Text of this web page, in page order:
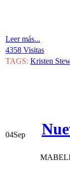
Leer más...
4358 Visitas
TAGS: Kristen
04Sep